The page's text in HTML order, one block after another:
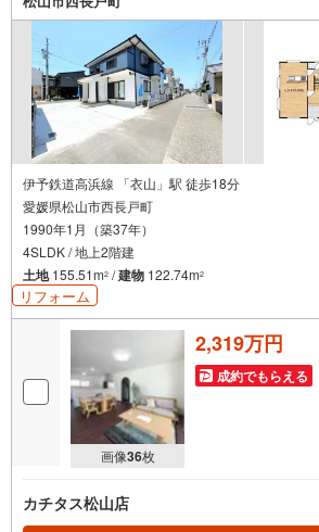
伊予鉄道高浜線 「衣山」駅 徒歩18分
愛媛県松山市西長戸町
1990年1月（築37年）
4SLDK / 地上2階建
土地155.51m2 /建物 122.74m2
リフォーム
画像36枚
2,319万円
成約でもらえる
カチタス松山店